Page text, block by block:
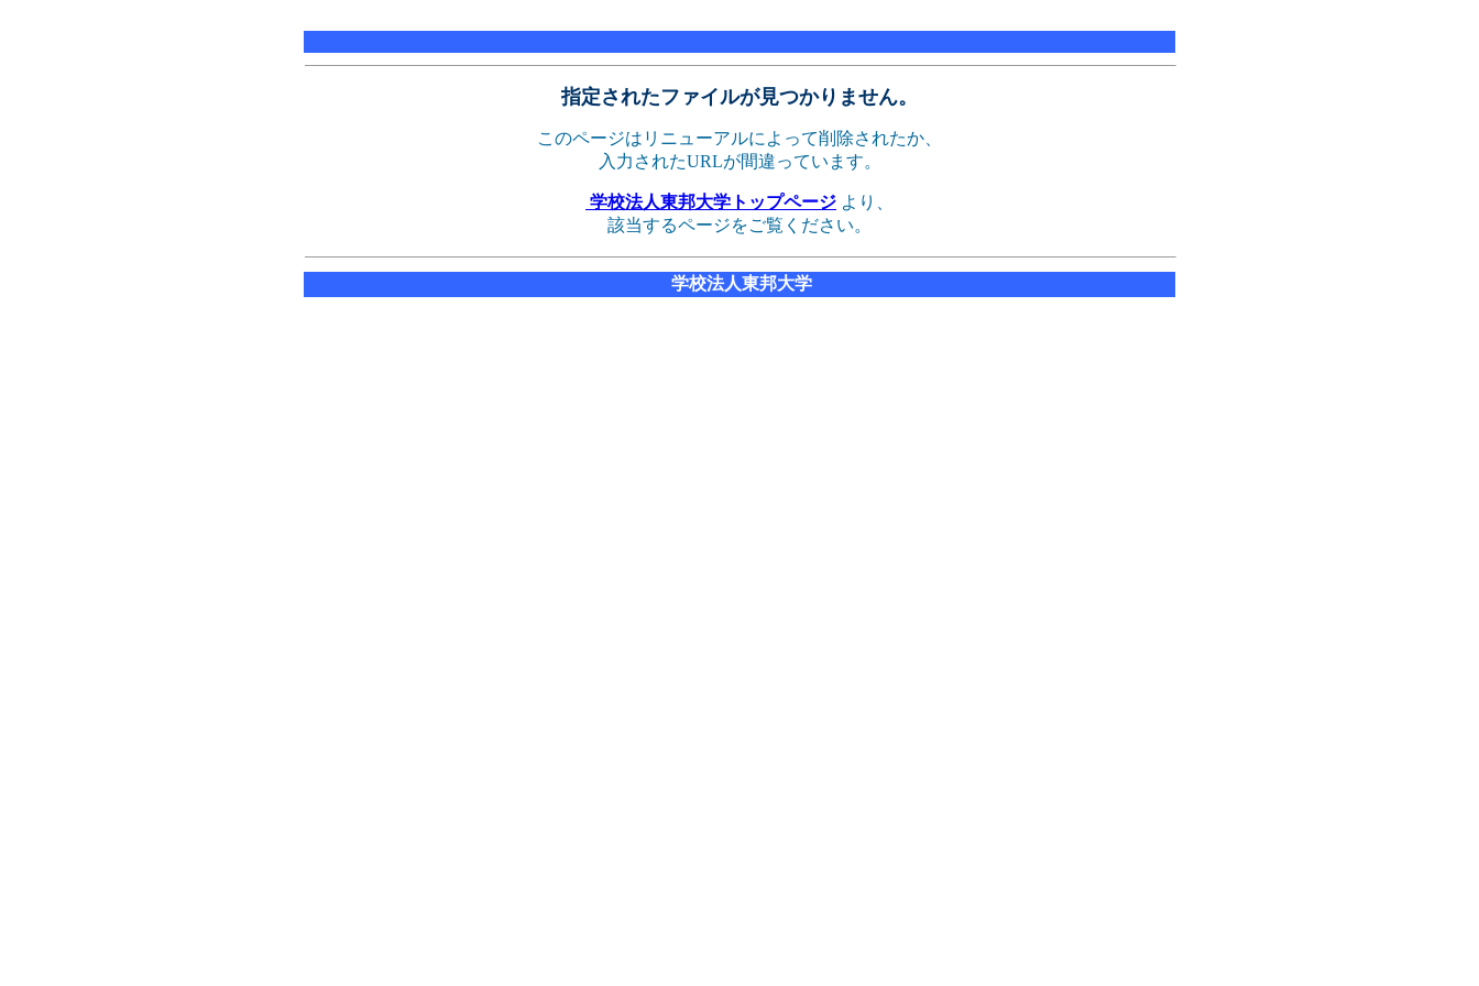
指定されたファイルが見つかりません。
このページはリニューアルによって削除されたか、
入力されたURLが間違っています。
学校法人東邦大学トップページ より、
該当するページをご覧ください。
学校法人東邦大学